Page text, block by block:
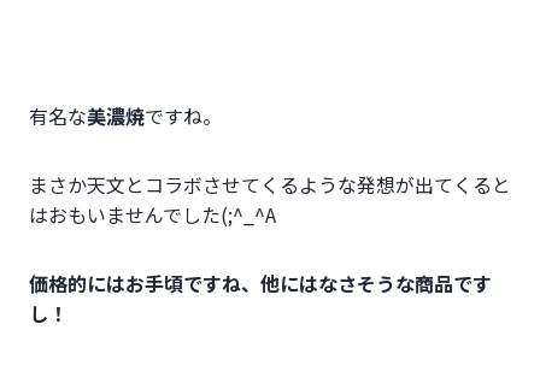
有名な美濃焼ですね。
まさか天文とコラボさせてくるような発想が出てくると
はおもいませんでした(;^_^A
価格的にはお手頃ですね、他にはなさそうな商品です
し！